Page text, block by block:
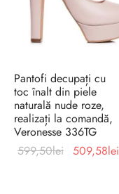
Pantofi decupați cu
toc înalt din piele
naturală nude roze,
realizați la comandă,
Veronesse 336TG
599,50lei Prețul
509,58lei